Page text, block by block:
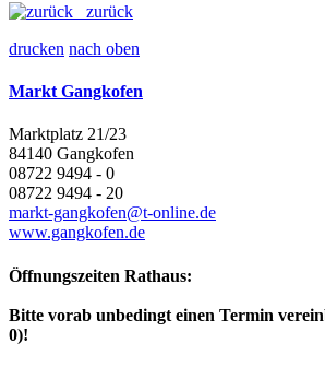
zurück
drucken nach oben
Markt Gangkofen
Marktplatz 21/23
84140 Gangkofen
08722 9494 - 0
08722 9494 - 20
markt-gangkofen@t-online.de
www.gangkofen.de
Öffnungszeiten Rathaus:
Bitte vorab unbedingt einen Termin
0)!